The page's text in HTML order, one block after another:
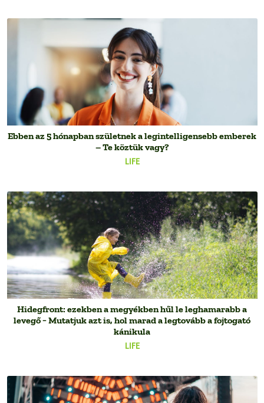
LIFE
Ebben az 5 hónapban születnek a legintelligensebb emberek
– Te köztük vagy?
LIFE
Hidegfront: ezekben a megyékben hűl le leghamarabb a
levegő − Mutatjuk azt is, hol marad a legtovább a fojtogató
kánikula